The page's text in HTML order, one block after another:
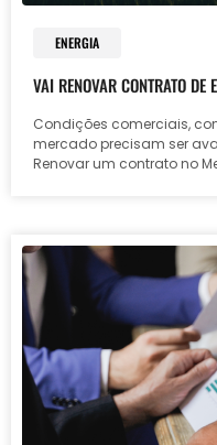
ENERGIA
VAI RENOVAR CONTRATO DE
Condições comerciais,
mercado precisam ser
Renovar um contrato no